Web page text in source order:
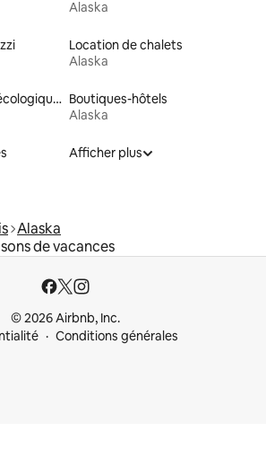
Alaska
Location de chalets
Alaska
Locations de gîtes écologiques Boutiques-hôtels
Alaska
Afficher plus
Alaska
de vacances
© 2026 Airbnb, Inc.
Conditions générales